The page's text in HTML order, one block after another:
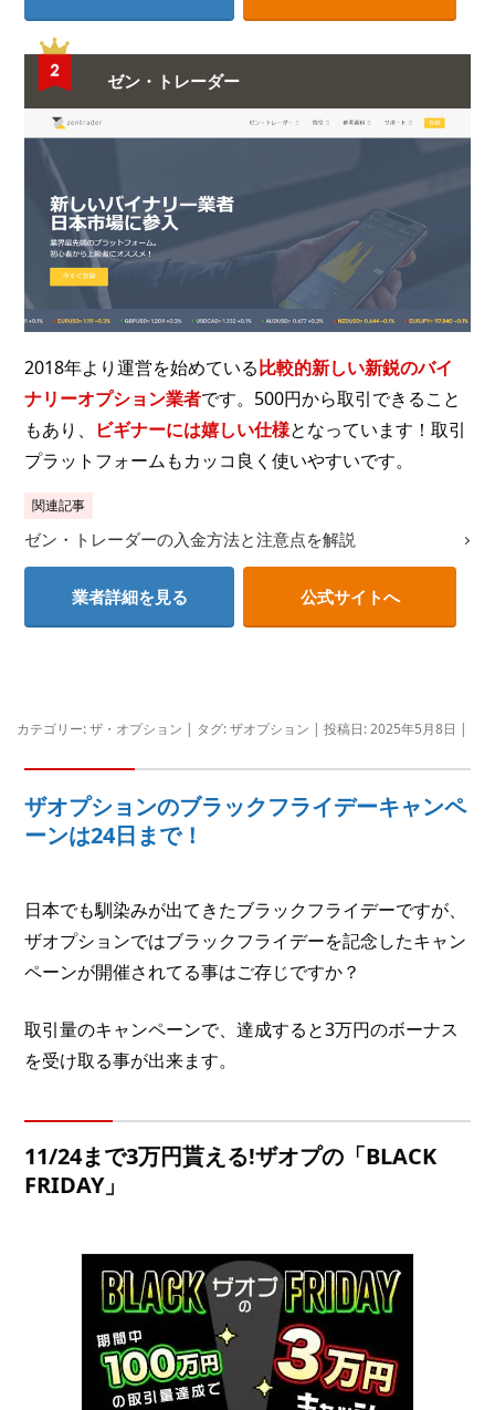
ゼン・トレーダー
2018年より運営を始めている比較的新しい新鋭のバイ
ナリーオプション業者です。500円から取引できること
もあり、
ビギナーには嬉しい仕様となっています！取引
プラットフォームもカッコ良く使いやすいです。
関連記事
ゼン・トレーダーの入金方法と注意点を解説
業者詳細を見る 公式サイトへ
カテゴリー:ザ・オプション | タグ:ザオプション | 投稿日:2025年5月8日 |
ザオプションのブラックフライデーキャンペ
ーンは24日まで！
日本でも馴染みが出てきたブラックフライデーですが、
ザオプションではブラックフライデーを記念したキャン
ペーンが開催されてる事はご存じですか？
取引量のキャンペーンで、達成すると3万円のボーナス
を受け取る事が出来ます。
11/24まで3万円貰える!ザオプの「BLACK
FRIDAY」